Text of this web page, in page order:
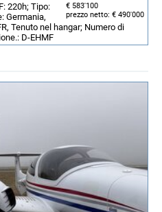
€ 583'100
prezzo netto: € 490'000
220h; Tipo:
Germania,
Tenuto nel hangar; Numero di
D-EHMF